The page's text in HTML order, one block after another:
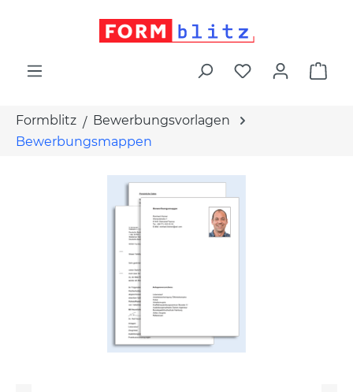
Formblitz
Bewerbungsvorlagen
Bewerbungsmappen